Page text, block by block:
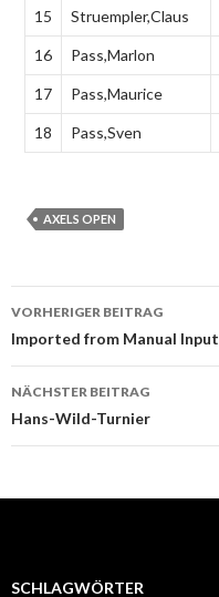
15 Struempler,Claus
16 Pass,Marlon
17 Pass,Maurice
18 Pass,Sven
AXELS OPEN
Beitrags-
Navigation
VORHERIGER BEITRAG
Imported from Manual Input
NÄCHSTER BEITRAG
Hans-Wild-Turnier
SCHLAGWÖRTER